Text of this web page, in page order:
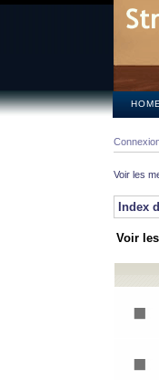
HOME
Voir les
Index
Voir